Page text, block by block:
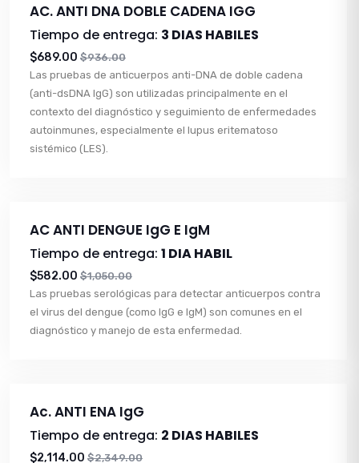
AC. ANTI DNA DOBLE CADENA IGG
Tiempo de entrega: 3 DIAS HABILES
$689.00 $936.00
Las pruebas de anticuerpos anti-DNA de doble cadena
(anti-dsDNA IgG) son utilizadas principalmente en el
contexto del diagnóstico y seguimiento de enfermedades
autoinmunes, especialmente el lupus eritematoso
sistémico (LES).
AC ANTI DENGUE IgG E IgM
Tiempo de entrega: 1 DIA HABIL
$582.00 $1,050.00
Las pruebas serológicas para detectar anticuerpos contra
el virus del dengue (como IgG e IgM) son comunes en el
diagnóstico y manejo de esta enfermedad.
Ac. ANTI ENA IgG
Tiempo de entrega: 2 DIAS HABILES
$2,114.00 $2,349.00